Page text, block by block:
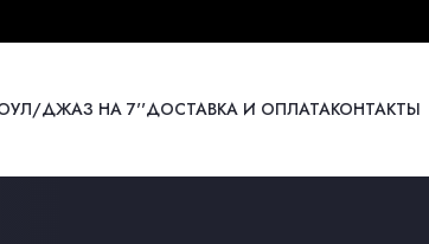
ДЖАЗ НА 7''ДОСТАВКА И ОПЛАТАКОНТАКТЫ